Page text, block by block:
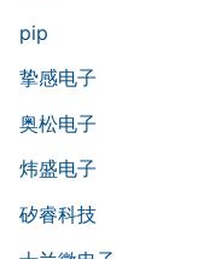
pip
挚感电子
奥松电子
炜盛电子
矽睿科技